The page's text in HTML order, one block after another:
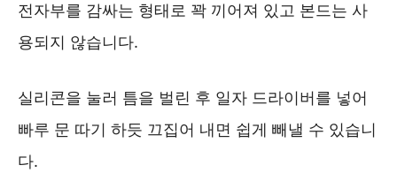
전자부를 감싸는 형태로 꽉 끼어져 있고 본드는 사
용되지 않습니다.
실리콘을 눌러 틈을 벌린 후 일자 드라이버를 넣어
빠루 문 따기 하듯 끄집어 내면 쉽게 빼낼 수 있습니
다.